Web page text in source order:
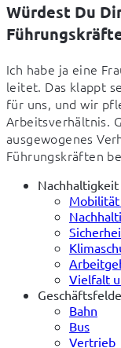
Würdest Du
Ich habe ja eine
leitet. Das klappt
für uns, und wir
Arbeitsverhältnis.
ausgewogenes
Führungskräften
Nachhaltigkeit
Vielfalt
Bahn
Bus
Vertrieb